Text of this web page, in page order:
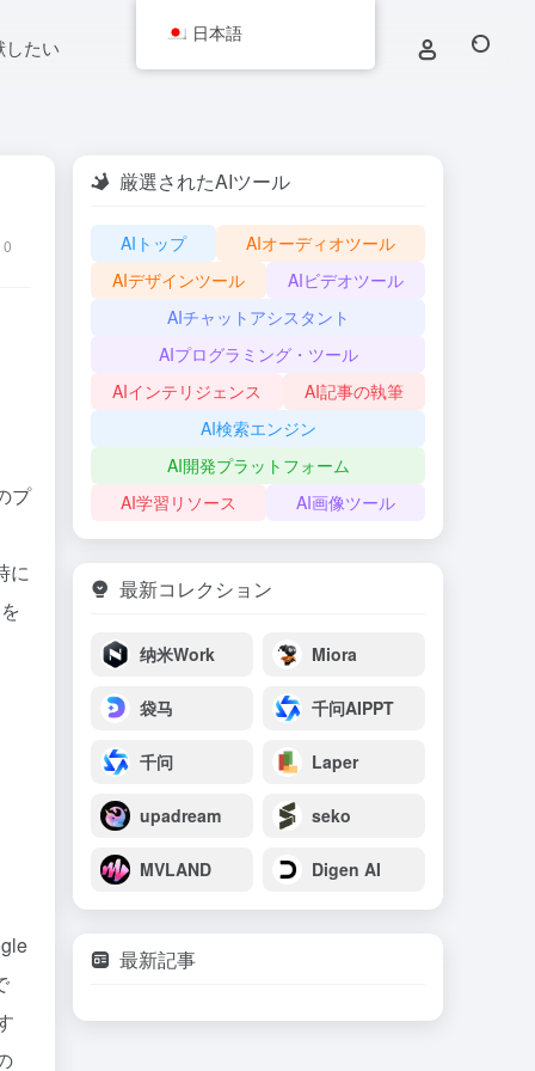
したい
0
プ
に
厳選されたAIツール
AIトップ
AIオーディオツール
AIデザインツール
AIビデオツール
AIチャットアシスタント
AIプログラミング・ツール
AIインテリジェンス
AI記事の執筆
AI検索エンジン
AI開発プラットフォーム
AI学習リソース
AI画像ツール
最新コレクション
纳米Work Miora
袋马 千问AIPPT
千问 Laper
upadream seko
MVLAND Digen AI
最新記事
日本語